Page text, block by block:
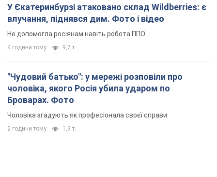
У Єкатеринбурзі атаковано склад Wildberries: є
влучання, піднявся дим. Фото і відео
Не допомогла росіянам навіть робота ППО
4 години тому 9,7 т.
"Чудовий батько": у мережі розповіли про
чоловіка, якого Росія убила ударом по
Броварах. Фото
Чоловіка згадують як професіонала своєї справи
2 години тому 1,9 т.